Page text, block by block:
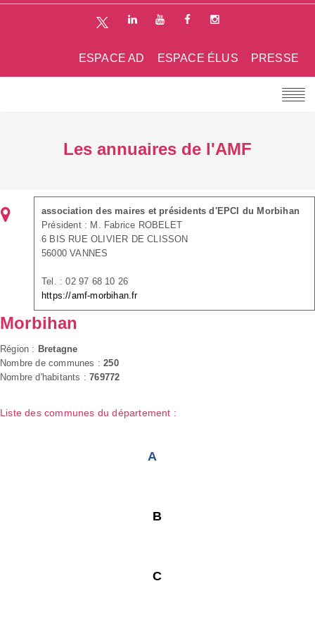
PRESSE
ESPACE ÉLUS
ESPACE AD
Les annuaires de l'AMF
association des maires et présidents d'EPCI du Morbihan
Président : M. Fabrice ROBELET
6 BIS RUE OLIVIER DE CLISSON
56000 VANNES
Tel. : 02 97 68 10 26
https://amf-morbihan.fr
Morbihan
Région : Bretagne
Nombre de communes :250
Nombre d'habitants :769772
Liste des communes du département :
A
B
C